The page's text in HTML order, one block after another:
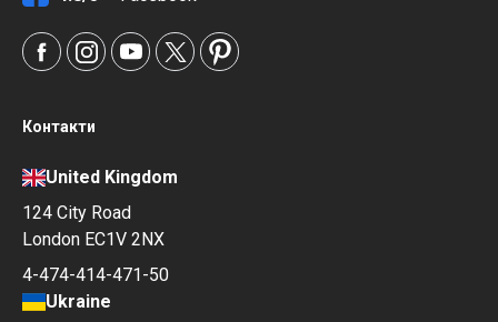
Контакти
United Kingdom
124 City Road
London EC1V 2NX
4-474-414-471-50
Ukraine